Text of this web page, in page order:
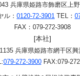
兵庫県姫路市飾磨区上
ル： 0120-72-3901 TEL：
FAX：079-272-3908
[本社]
兵庫県姫路市網干区興
079-272-3900FAX:079-